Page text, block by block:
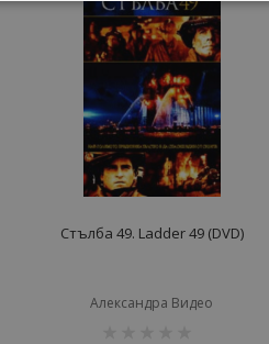
Стълба 49. Ladder 49 (DVD)
Александра Видео